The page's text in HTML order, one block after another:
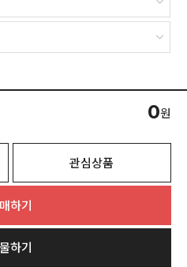
0원
관심상품
하기
하기